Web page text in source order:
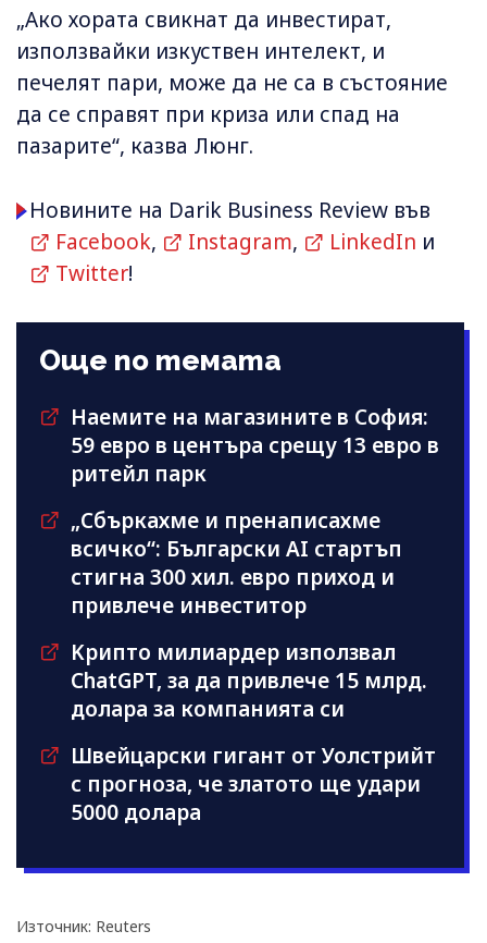
„Ако хората свикнат да инвестират,
използвайки изкуствен интелект, и
печелят пари, може да не са в състояние
да се справят при криза или спад на
пазарите“, казва Люнг.
Новините на Darik Business Review във
Facebook, Instagram, LinkedIn и
Twitter!
Още по темата
Наемите на магазините в София:
59 евро в центъра срещу 13 евро в
ритейл парк
„Сбъркахме и пренаписахме
всичко“: Български AI стартъп
стигна 300 хил. евро приход и
привлече инвеститор
Kрипто милиардер използвал
ChatGPT, за да привлече 15 млрд.
долара за компанията си
Швейцарски гигант от Уолстрийт
с прогноза, че златото ще удари
5000 долара
Източник: Reuters